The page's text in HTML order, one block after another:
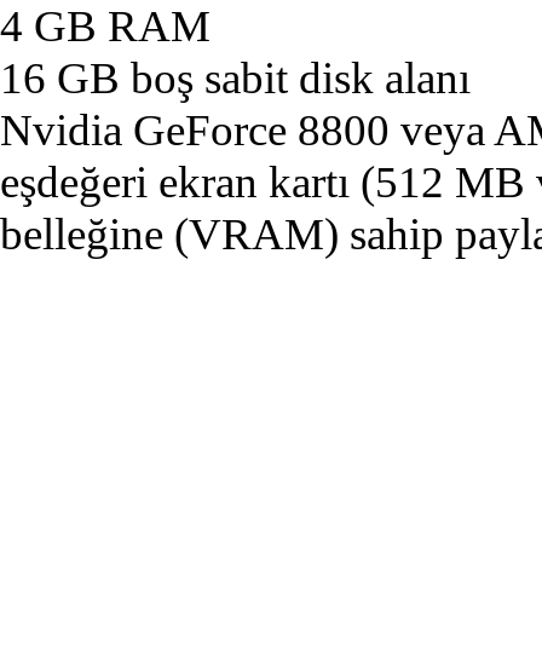
4 GB RAM
16 GB boş sabit disk alanı
Nvidia GeForce 8800 veya
eşdeğeri ekran kartı (512 MB
belleğine (VRAM) sahip